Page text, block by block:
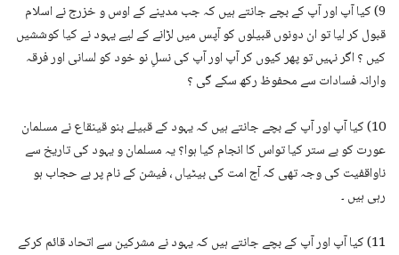
9) کیا آپ اور آپ کے بچے جانتے ہیں کہ جب مدینے کے اوس و خزرج نے اسلام
قبول کر لیا تو ان دونوں قبیلوں کو آپس میں لڑانے کے لیے یہود نے کیا کوششیں
کیں ؟ اگر نہیں تو پھر کیوں کر آپ اور آپ کی نسلِ نو خود کو لسانی اور فرقہ
وارانہ فسادات سے محفوظ رکھ سکے گی ؟
10) کیا آپ اور آپ کے بچے جانتے ہیں کہ یہود کے قبیلے بنو قینقاع نے مسلمان
عورت کو بے ستر کیا تواس کا انجام کیا ہوا؟ یہ مسلمان و یہود کی تاریخ سے
ناواقفیت کی وجہ تھی کہ آج امت کی بیٹیاں ، فیشن کے نام پر بے حجاب ہو
رہی ہیں ۔
11) کیا آپ اور آپ کے بچے جانتے ہیں کہ یہود نے مشرکین سے اتحاد قائم کرکے